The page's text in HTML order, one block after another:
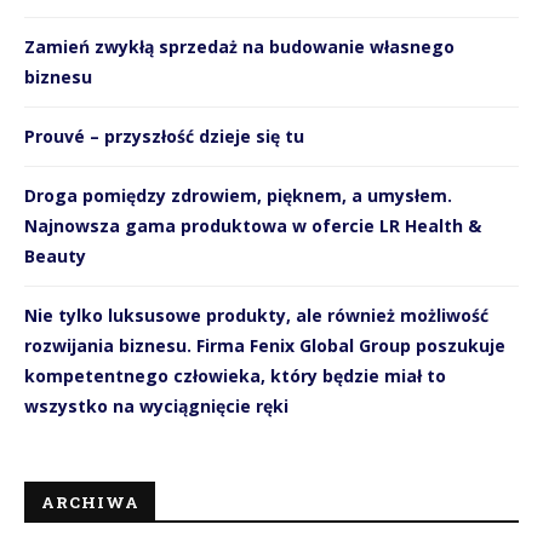
Zamień zwykłą sprzedaż na budowanie własnego
biznesu
Prouvé – przyszłość dzieje się tu
Droga pomiędzy zdrowiem, pięknem, a umysłem.
Najnowsza gama produktowa w ofercie LR Health &
Beauty
Nie tylko luksusowe produkty, ale również możliwość
rozwijania biznesu. Firma Fenix Global Group poszukuje
kompetentnego człowieka, który będzie miał to
wszystko na wyciągnięcie ręki
ARCHIWA